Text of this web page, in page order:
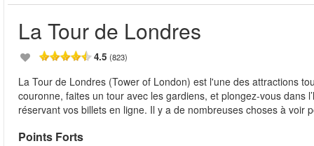
La Tour de Londres
4.5 (823)
La Tour de Londres (Tower of London) est l'une des attractions
couronne, faites un tour avec les gardiens, et plongez-vous dans
réservant vos billets en ligne. Il y a de nombreuses choses à voir
Points Forts